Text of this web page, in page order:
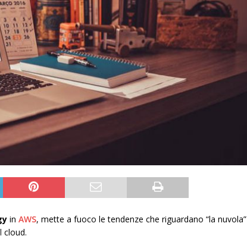
in AWS, mette a fuoco le tendenze che riguardano “la nuvola”
cloud.